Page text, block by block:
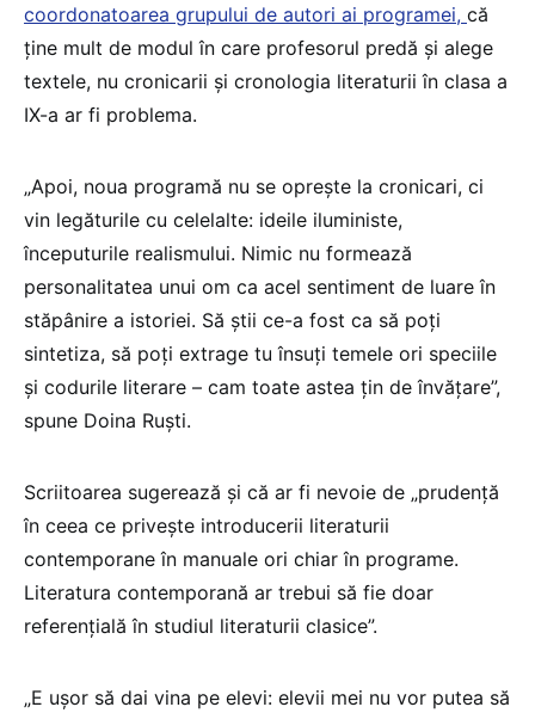
coordonatoarea grupului de autori ai programei, că
ține mult de modul în care profesorul predă și alege
textele, nu cronicarii și cronologia literaturii în clasa a
IX-a ar fi problema.
„Apoi, noua programă nu se oprește la cronicari, ci
vin legăturile cu celelalte: ideile iluministe,
începuturile realismului. Nimic nu formează
personalitatea unui om ca acel sentiment de luare în
stăpânire a istoriei. Să știi ce⁠-⁠a fost ca să poți
sintetiza, să poți extrage tu însuți temele ori speciile
și codurile literare – cam toate astea țin de învățare”,
spune Doina Ruști.
Scriitoarea sugerează și că ar fi nevoie de „prudență
în ceea ce privește introducerii literaturii
contemporane în manuale ori chiar în programe.
Literatura contemporană ar trebui să fie doar
referențială în studiul literaturii clasice”.
„E ușor să dai vina pe elevi: elevii mei nu vor putea să